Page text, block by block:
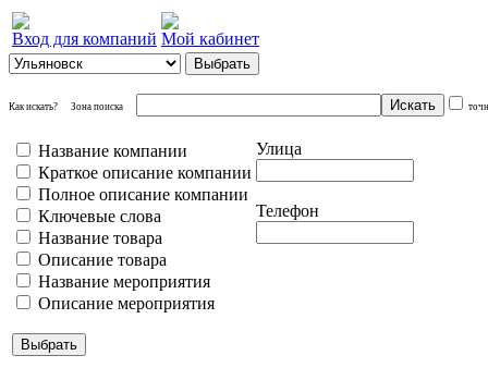
Вход для компаний Мой кабинет
Как искать? Зона поиска
Название компании
Краткое описание компании
Полное описание компании
Ключевые слова
Название товара
Описание товара
Название мероприятия
Описание мероприятия
Улица
Телефон